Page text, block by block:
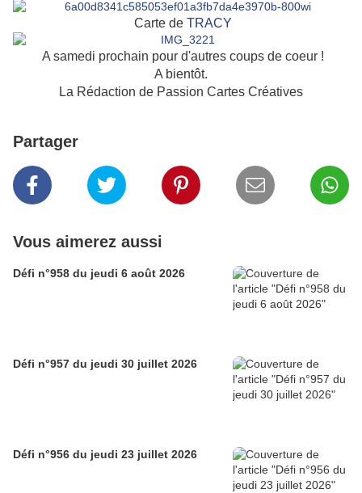
Carte de TRACY
A samedi prochain pour d'autres coups de coeur !
A bientôt.
La Rédaction de Passion Cartes Créatives
Partager
Vous aimerez aussi
Défi n°958 du jeudi 6 août 2026
Défi n°957 du jeudi 30 juillet 2026
Défi n°956 du jeudi 23 juillet 2026